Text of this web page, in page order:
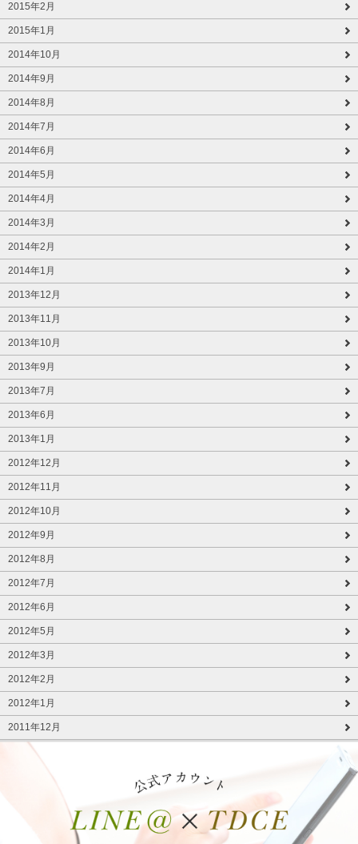
2015年2月
2015年1月
2014年10月
2014年9月
2014年8月
2014年7月
2014年6月
2014年5月
2014年4月
2014年3月
2014年2月
2014年1月
2013年12月
2013年11月
2013年10月
2013年9月
2013年7月
2013年6月
2013年1月
2012年12月
2012年11月
2012年10月
2012年9月
2012年8月
2012年7月
2012年6月
2012年5月
2012年3月
2012年2月
2012年1月
2011年12月